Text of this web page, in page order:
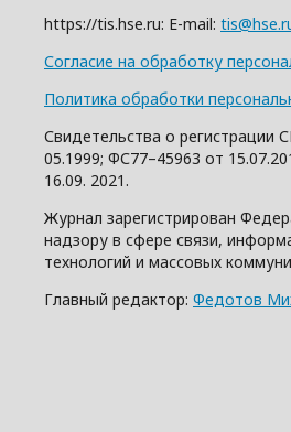
https://tis.hse.ru: E-mail:
Согласие на обработку
Политика обработки
Свидетельства о регистрации
05.1999; ФС77–45963 от
16.09. 2021.
Журнал зарегистрирован
надзору в сфере связи,
технологий и массовых
Главный редактор: Федотов